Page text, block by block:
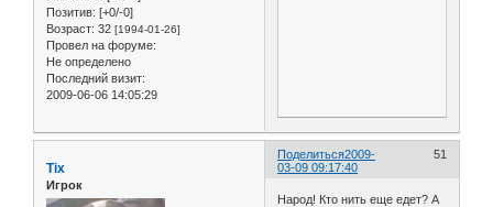
Позитив: [+0/-0]
Возраст: 32 [1994-01-26]
Провел на форуме:
Не определено
Последний визит:
2009-06-06 14:05:29
Поделиться 51
2009-
03-09 09:17:40
Tix
Игрок
Народ! Кто нить еще едет? А